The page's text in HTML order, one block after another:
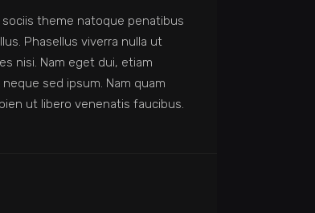
theme natoque penatibus
Phasellus viverra nulla ut
nisi. Nam eget dui, etiam
sed ipsum. Nam quam
ut libero venenatis faucibus.